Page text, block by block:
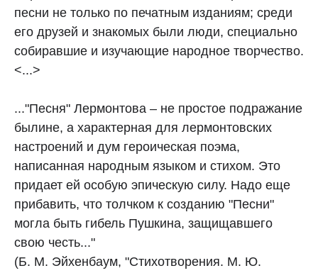
песни не только по печатным изданиям; среди
его друзей и знакомых были люди, специально
собиравшие и изучающие народное творчество.
<...>
..."Песня" Лермонтова – не простое подражание
былине, а характерная для лермонтовских
настроений и дум героическая поэма,
написанная народным языком и стихом. Это
придает ей особую эпическую силу. Надо еще
прибавить, что толчком к созданию "Песни"
могла быть гибель Пушкина, защищавшего
свою честь..."
(Б. М. Эйхенбаум, "Стихотворения. М. Ю.